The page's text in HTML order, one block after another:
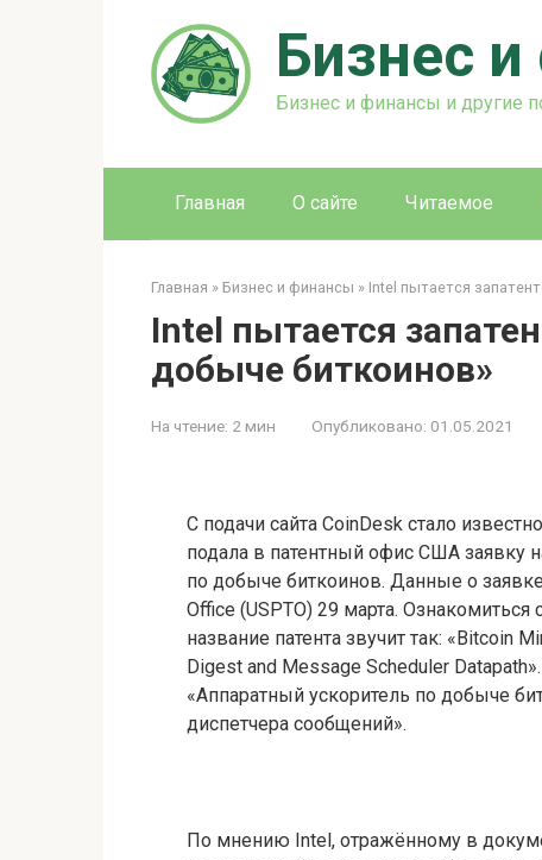
Бизнес
Бизнес и финансы и другие
Главная О сайте Читаемое
Главная » Бизнес и финансы » Intel пытается
Intel пытается
добыче биткоинов»
На чтение: 2 мин Опубликовано: 01.05.2021
С подачи сайта CoinDesk стало
подала в патентный офис США заявку
по добыче биткоинов. Данные о
Office (USPTO) 29 марта.
название патента звучит так: «Bitcoin
Digest and Message Scheduler
«Аппаратный ускоритель по добыче
диспетчера сообщений».
По мнению Intel, отражённому в